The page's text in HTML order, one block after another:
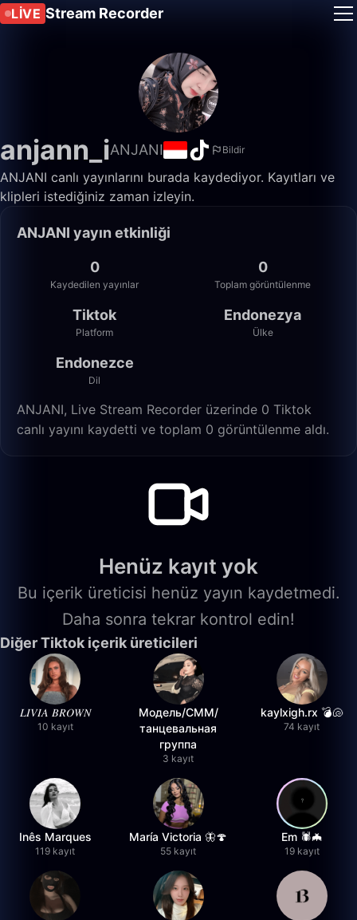
LIVE Stream Recorder
anjann_iANJANI Bildir
ANJANI canlı yayınlarını burada kaydediyor. Kayıtları ve
klipleri istediğiniz zaman izleyin.
ANJANI yayın etkinliği
0
Kaydedilen yayınlar
0
Toplam görüntülenme
Tiktok
Platform
Endonezya
Ülke
Endonezce
Dil
ANJANI, Live Stream Recorder üzerinde 0 Tiktok
canlı yayını kaydetti ve toplam 0 görüntülenme aldı.
Henüz kayıt yok
Bu içerik üreticisi henüz yayın kaydetmedi.
Daha sonra tekrar kontrol edin!
Diğer Tiktok içerik üreticileri
𝐿𝐼𝑉𝐼𝐴 𝐵𝑅𝑂𝑊𝑁
10 kayıt
Модель/СММ/
танцевальная
группа
3 kayıt
kaylxigh.rx 💣🐚
74 kayıt
Inês Marques
119 kayıt
María Victoria 🦋🍄
55 kayıt
Em 🕷️🦇
19 kayıt